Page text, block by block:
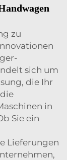
zu
sich um
die Ihr
in
Sie ein
Lieferungen